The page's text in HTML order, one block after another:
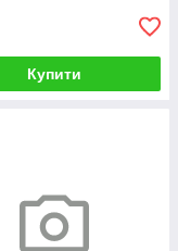
Купити